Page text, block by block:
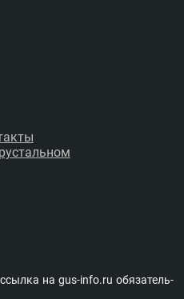
наgus-info.ru обя­за­тель­